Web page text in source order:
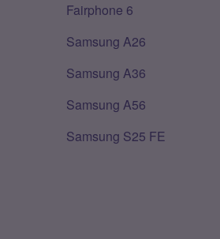
Fairphone 6
Samsung A26
Samsung A36
Samsung A56
Samsung S25 FE